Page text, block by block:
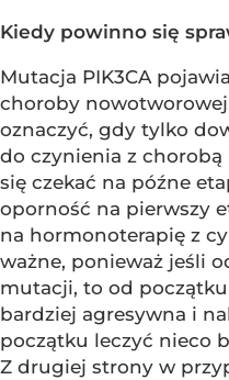
Kiedy powinno się
Mutacja PIK3CA
choroby
oznaczyć, gdy tylko
do czynienia z
się czekać na późne
oporność na pierwszy
na hormonoterapię z
ważne, ponieważ jeśli
mutacji, to od
bardziej agresywna i
początku leczyć nieco
Z drugiej strony w